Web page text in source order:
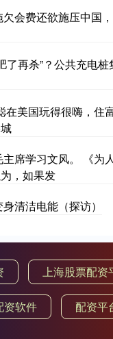
会费还欲施压中国
了再杀”？公共充电
在美国玩得很嗨，住
席学习文风。 《为
，如果发
清洁电能（探访）
上海股票配资
资软件 配资平